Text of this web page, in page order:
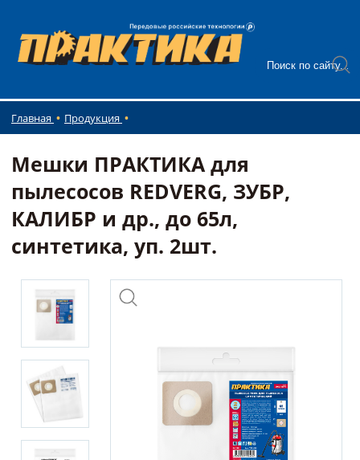
Главная Продукция
Мешки ПРАКТИКА для
пылесосов REDVERG, ЗУБР,
КАЛИБР и др., до 65л,
синтетика, уп. 2шт.